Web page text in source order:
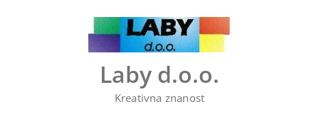
Laby d.o.o.
Kreativna znanost